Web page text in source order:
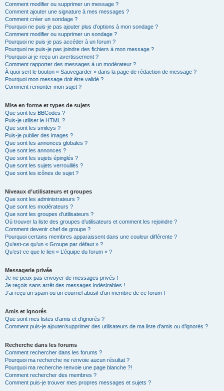
Comment modifier ou supprimer un message ?
Comment ajouter une signature à mes messages ?
Comment créer un sondage ?
Pourquoi ne puis-je pas ajouter plus d’options à mon sondage ?
Comment modifier ou supprimer un sondage ?
Pourquoi ne puis-je pas accéder à un forum ?
Pourquoi ne puis-je pas joindre des fichiers à mon message ?
Pourquoi ai-je reçu un avertissement ?
Comment rapporter des messages à un modérateur ?
À quoi sert le bouton « Sauvegarder » dans la page de rédaction de message ?
Pourquoi mon message doit être validé ?
Comment remonter mon sujet ?
Mise en forme et types de sujets
Que sont les BBCodes ?
Puis-je utiliser le HTML ?
Que sont les smileys ?
Puis-je publier des images ?
Que sont les annonces globales ?
Que sont les annonces ?
Que sont les sujets épinglés ?
Que sont les sujets verrouillés ?
Que sont les icônes de sujet ?
Niveaux d’utilisateurs et groupes
Que sont les administrateurs ?
Que sont les modérateurs ?
Que sont les groupes d’utilisateurs ?
Où trouver la liste des groupes d’utilisateurs et comment les rejoindre ?
Comment devenir chef de groupe ?
Pourquoi certains membres apparaissent dans une couleur différente ?
Qu’est-ce qu’un « Groupe par défaut » ?
Qu’est-ce que le lien « L’équipe du forum » ?
Messagerie privée
Je ne peux pas envoyer de messages privés !
Je reçois sans arrêt des messages indésirables !
J’ai reçu un spam ou un courriel abusif d’un membre de ce forum !
Amis et ignorés
Que sont mes listes d’amis et d’ignorés ?
Comment puis-je ajouter/supprimer des utilisateurs de ma liste d’amis ou d’ignorés ?
Recherche dans les forums
Comment rechercher dans les forums ?
Pourquoi ma recherche ne renvoie aucun résultat ?
Pourquoi ma recherche renvoie une page blanche ?!
Comment rechercher des membres ?
Comment puis-je trouver mes propres messages et sujets ?